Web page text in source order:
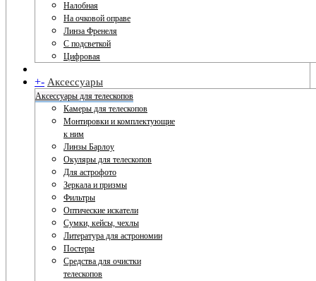
Налобная
На очковой оправе
Линза Френеля
С подсветкой
Цифровая
+- Аксессуары
Аксессуары для телескопов
Камеры для телескопов
Монтировки и комплектующие
к ним
Линзы Барлоу
Окуляры для телескопов
Для астрофото
Зеркала и призмы
Фильтры
Оптические искатели
Сумки, кейсы, чехлы
Литература для астрономии
Постеры
Средства для очистки
телескопов